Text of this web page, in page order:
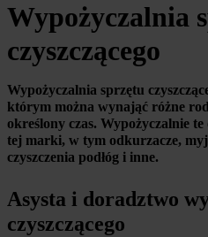
Wypożyczalnia
czyszczącego
Wypożyczalnia sprzętu
którym można wynająć różne
określony czas. Wypożyczalnie
tej marki, w tym odkurzacze,
czyszczenia podłóg i inne.
Asysta i doradztwo
czyszczącego